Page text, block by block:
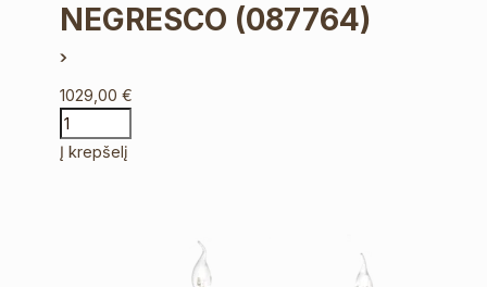
NEGRESCO (087764)
1029,00€
Į krepšelį